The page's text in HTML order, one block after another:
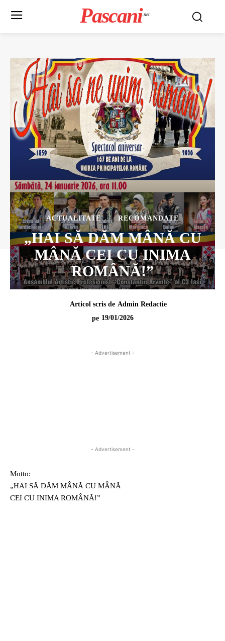
Pascani .net
ACTUALITATE RECOMANDATE
„HAI SĂ DĂM MÂNĂ CU
MÂNĂ CEI CU INIMA
ROMÂNĂ!”
Articol scris de Admin Redactie
pe 19/01/2026
- Advertisement -
- Advertisement -
Motto:
„HAI SĂ DĂM MÂNĂ CU MÂNĂ
CEI CU INIMA ROMÂNĂ!”